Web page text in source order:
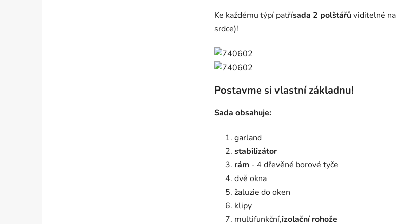
Ke každému týpí patřísada 2 polštářůviditelné na
srdce)!
Postavme si vlastní základnu!
Sada obsahuje:
garland
stabilizátor
rám - 4 dřevěné borové tyče
dvě okna
žaluzie do oken
klipy
multifunkční,izolační rohože